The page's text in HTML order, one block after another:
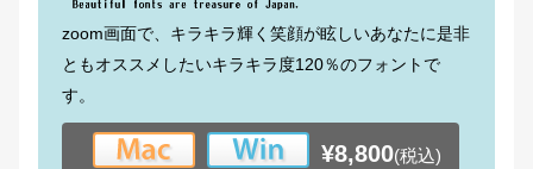
zoom画面で、キラキラ輝く笑顔が眩しいあなたに是非
ともオススメしたいキラキラ度120％のフォントで
す。
¥8,800(税込)